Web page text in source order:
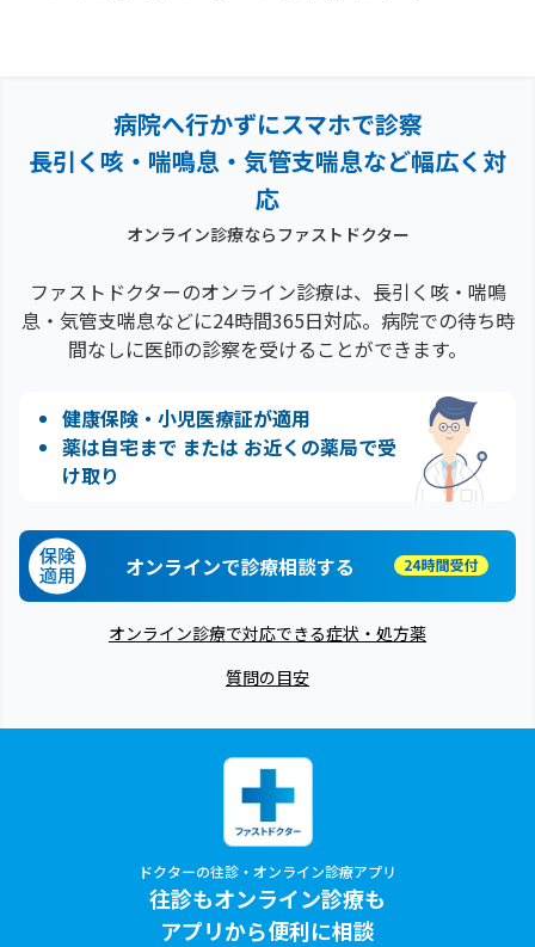
病院へ行かずにスマホで診察
長引く咳・喘鳴息・気管支喘息など幅広く対
応
オンライン診療ならファストドクター
ファストドクターのオンライン診療は、長引く咳・喘鳴
息・気管支喘息などに24時間365日対応。病院での待ち時
間なしに医師の診察を受けることができます。
健康保険・小児医療証が適用
薬は自宅まで または お近くの薬局で受
け取り
オンラインで診療相談する
オンライン診療で対応できる症状・処方薬
質問の目安
ドクターの往診・オンライン診療アプリ
往診もオンライン診療も
アプリから便利に相談